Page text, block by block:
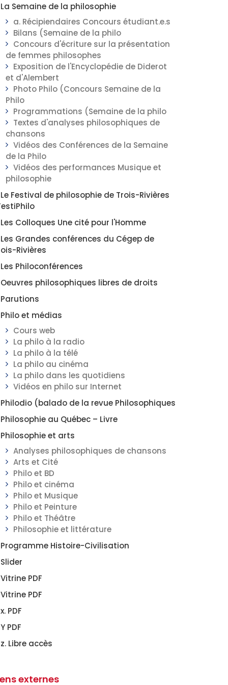
La Semaine de la philosophie
a. Récipiendaires Concours étudiant.e.s
Bilans (Semaine de la philo
Concours d'écriture sur la présentation
de femmes philosophes
Exposition de l'Encyclopédie de Diderot
et d'Alembert
Photo Philo (Concours Semaine de la
Philo
Programmations (Semaine de la philo
Textes d'analyses philosophiques de
chansons
Vidéos des Conférences de la Semaine
de la Philo
Vidéos des performances Musique et
philosophie
Le Festival de philosophie de Trois-Rivières
Les Colloques Une cité pour l'Homme
Les Grandes conférences du Cégep de
Rivières
Les Philoconférences
Oeuvres philosophiques libres de droits
Parutions
Philo et médias
Cours web
La philo à la radio
La philo à la télé
La philo au cinéma
La philo dans les quotidiens
Vidéos en philo sur Internet
Philodio (balado de la revue Philosophiques
Philosophie au Québec – Livre
Philosophie et arts
Analyses philosophiques de chansons
Arts et Cité
Philo et BD
Philo et cinéma
Philo et Musique
Philo et Peinture
Philo et Théâtre
Philosophie et littérature
Programme Histoire-Civilisation
Slider
Vitrine PDF
Vitrine PDF
x. PDF
Y PDF
z. Libre accès
externes